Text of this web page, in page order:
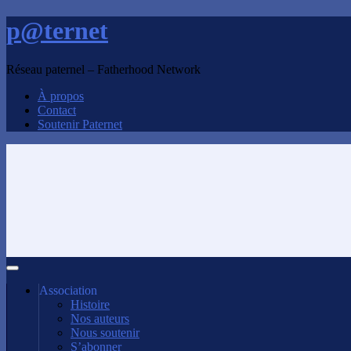
p@ternet
Réseau paternel – Fatherhood Network
À propos
Contact
Soutenir Paternet
Association
Histoire
Nos auteurs
Nous soutenir
S’abonner